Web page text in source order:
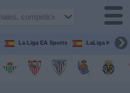
La Liga EA Sports LaLiga